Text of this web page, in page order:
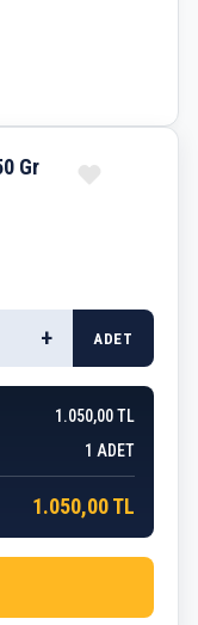
Gr
+ ADET
1.050,00 TL
1 ADET
1.050,00 TL